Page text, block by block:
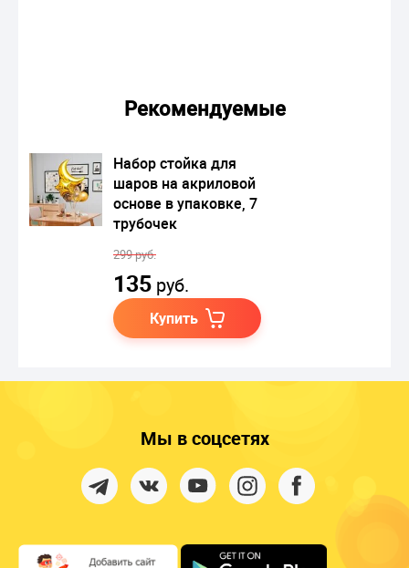
Рекомендуемые
Набор стойка для
шаров на акриловой
основе в упаковке, 7
трубочек
299 руб.
135 руб.
Купить
Мы в соцсетях